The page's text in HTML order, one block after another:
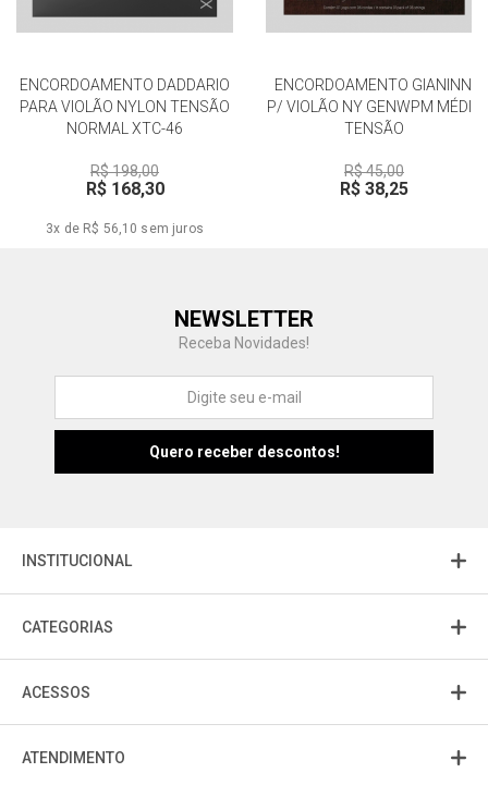
ENCORDOAMENTO DADDARIO
PARA VIOLÃO NYLON TENSÃO
NORMAL XTC-46
R$ 198,00
R$ 168,30
3x de R$ 56,10 sem juros
ENCORDOAMENTO GIANINNI
P/ VIOLÃO NY GENWPM MÉDIA
TENSÃO
R$ 45,00
R$ 38,25
NEWSLETTER
Receba Novidades!
INSTITUCIONAL
CATEGORIAS
ACESSOS
ATENDIMENTO
Fu Fujisom